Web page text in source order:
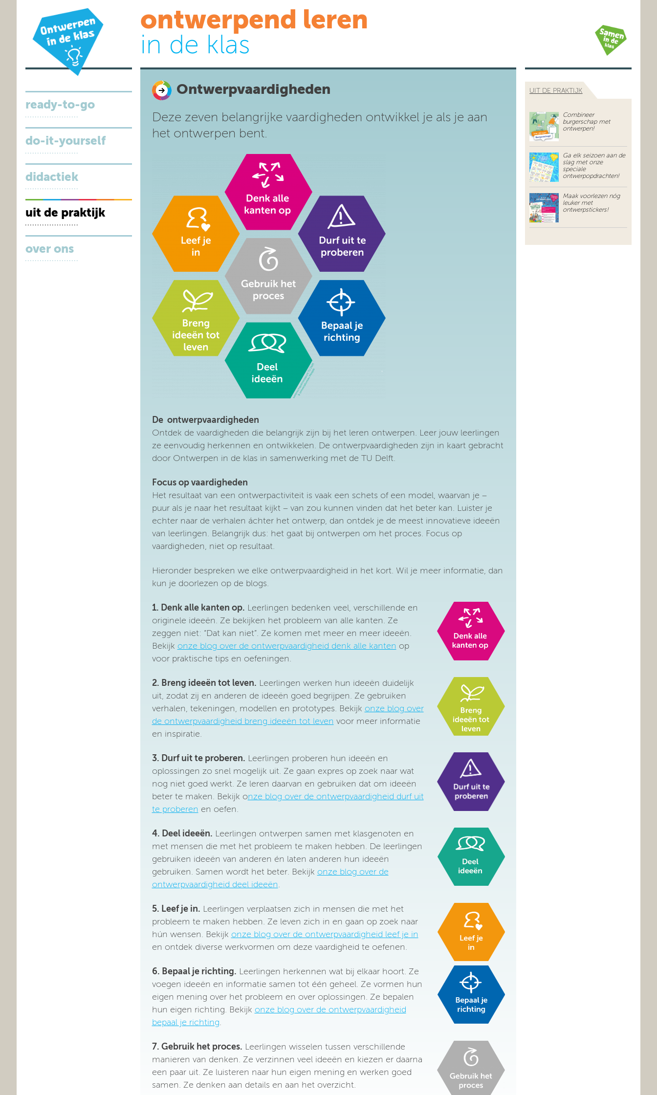
ontwerpend leren
in de klas
ready-to-go
do-it-yourself
didactiek
uit de praktijk
over ons
Ontwerpvaardigheden
Deze zeven belangrijke vaardigheden ontwikkel je als je aan
het ontwerpen bent.
De ontwerpvaardigheden
Ontdek de vaardigheden die belangrijk zijn bij het leren ontwerpen. Leer jouw leerlingen
ze eenvoudig herkennen en ontwikkelen. De ontwerpvaardigheden zijn in kaart gebracht
door Ontwerpen in de klas in samenwerking met de TU Delft.
Focus op vaardigheden
Het resultaat van een ontwerpactiviteit is vaak een schets of een model, waarvan je –
puur als je naar het resultaat kijkt – van zou kunnen vinden dat het beter kan. Luister je
echter naar de verhalen áchter het ontwerp, dan ontdek je de meest innovatieve ideeën
van leerlingen. Belangrijk dus: het gaat bij ontwerpen om het proces. Focus op
vaardigheden, niet op resultaat.
Hieronder bespreken we elke ontwerpvaardigheid in het kort. Wil je meer informatie, dan
kun je doorlezen op de blogs.
1. Denk alle kanten op. Leerlingen bedenken veel, verschillende en
originele ideeën. Ze bekijken het probleem van alle kanten. Ze
zeggen niet: “Dat kan niet”. Ze komen met meer en meer ideeën.
Bekijk onze blog over de ontwerpvaardigheid denk alle kanten op
voor praktische tips en oefeningen.
2. Breng ideeën tot leven. Leerlingen werken hun ideeën duidelijk
uit, zodat zij en anderen de ideeën goed begrijpen. Ze gebruiken
verhalen, tekeningen, modellen en prototypes. Bekijk onze blog over
de ontwerpvaardigheid breng ideeën tot leven voor meer informatie
en inspiratie.
3. Durf uit te proberen. Leerlingen proberen hun ideeën en
oplossingen zo snel mogelijk uit. Ze gaan expres op zoek naar wat
nog niet goed werkt. Ze leren daarvan en gebruiken dat om ideeën
beter te maken. Bekijk onze blog over de ontwerpvaardigheid durf uit
te proberen en oefen.
4. Deel ideeën. Leerlingen ontwerpen samen met klasgenoten en
met mensen die met het probleem te maken hebben. De leerlingen
gebruiken ideeën van anderen én laten anderen hun ideeën
gebruiken. Samen wordt het beter. Bekijk onze blog over de
ontwerpvaardigheid deel ideeën.
5. Leef je in. Leerlingen verplaatsen zich in mensen die met het
probleem te maken hebben. Ze leven zich in en gaan op zoek naar
hún wensen. Bekijk onze blog over de ontwerpvaardigheid leef je in
en ontdek diverse werkvormen om deze vaardigheid te oefenen.
6. Bepaal je richting. Leerlingen herkennen wat bij elkaar hoort. Ze
voegen ideeën en informatie samen tot één geheel. Ze vormen hun
eigen mening over het probleem en over oplossingen. Ze bepalen
hun eigen richting. Bekijk onze blog over de ontwerpvaardigheid
bepaal je richting.
7. Gebruik het proces. Leerlingen wisselen tussen verschillende
manieren van denken. Ze verzinnen veel ideeën en kiezen er daarna
een paar uit. Ze luisteren naar hun eigen mening en werken goed
samen. Ze denken aan details en aan het overzicht.
UIT DE PRAKTIJK
Combineer
burgerschap met
ontwerpen!
Ga elk seizoen aan de
slag met onze
speciale
ontwerpopdrachten!
Maak voorlezen nóg
leuker met
ontwerpstickers!